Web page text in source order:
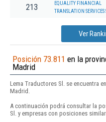
213
EQUALITY FINANCIAL
TRANSLATION SERVICES
Ver
Posición 73.811 en la
Madrid
Lema Traductores Sl. se encuentra
Madrid.
A continuación podrá consultar la
Sl. y empresas con posiciones